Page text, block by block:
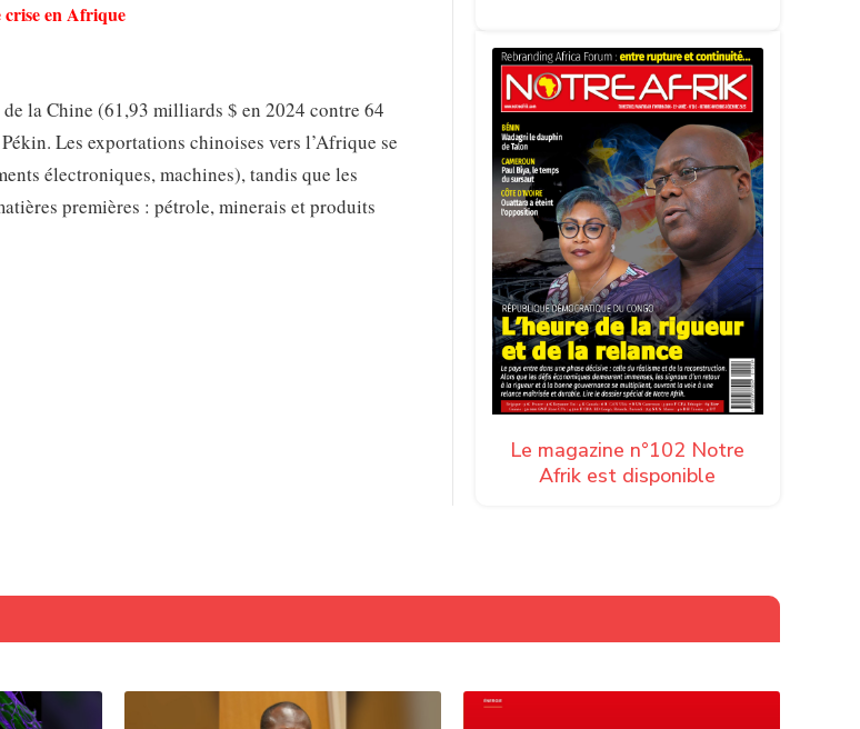
crise en Afrique
la Chine (61,93 milliards $ en 2024 contre 64
Les exportations chinoises vers l’Afrique se
électroniques, machines), tandis que les
premières : pétrole, minerais et produits
Le magazine n°102 Notre
Afrik est disponible